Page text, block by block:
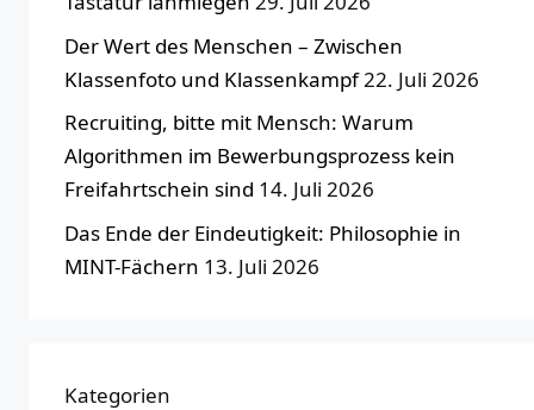
Der Wert des Menschen – Zwischen
Klassenfoto und Klassenkampf22. Juli 2026
Recruiting, bitte mit Mensch: Warum
Algorithmen im Bewerbungsprozess kein
Freifahrtschein sind 14. Juli 2026
Das Ende der Eindeutigkeit: Philosophie in
MINT-Fächern 13. Juli 2026
Kategorien